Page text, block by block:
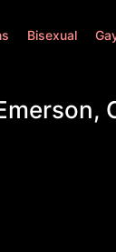
Bisexual